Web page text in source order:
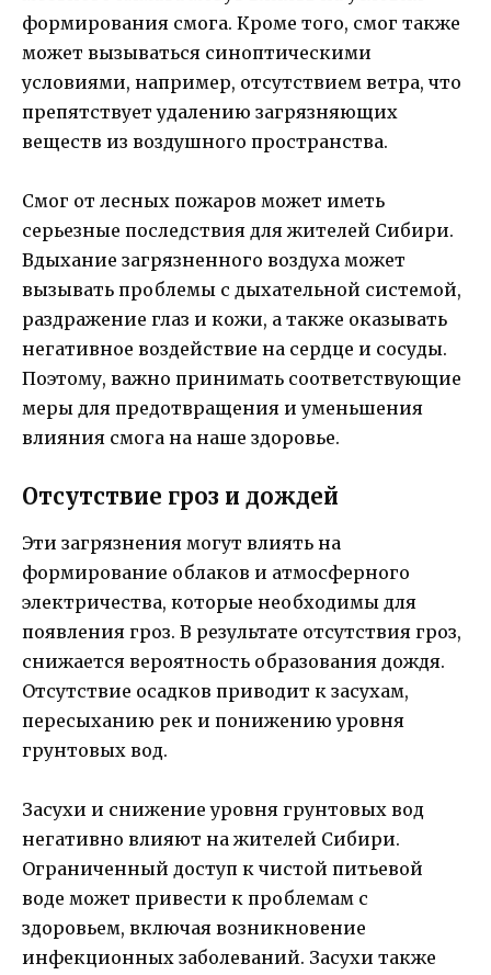
формирования смога. Кроме того, смог также
может вызываться синоптическими
условиями, например, отсутствием ветра, что
препятствует удалению загрязняющих
веществ из воздушного пространства.
Смог от лесных пожаров может иметь
серьезные последствия для жителей Сибири.
Вдыхание загрязненного воздуха может
вызывать проблемы с дыхательной системой,
раздражение глаз и кожи, а также оказывать
негативное воздействие на сердце и сосуды.
Поэтому, важно принимать соответствующие
меры для предотвращения и уменьшения
влияния смога на наше здоровье.
Отсутствие гроз и дождей
Эти загрязнения могут влиять на
формирование облаков и атмосферного
электричества, которые необходимы для
появления гроз. В результате отсутствия гроз,
снижается вероятность образования дождя.
Отсутствие осадков приводит к засухам,
пересыханию рек и понижению уровня
грунтовых вод.
Засухи и снижение уровня грунтовых вод
негативно влияют на жителей Сибири.
Ограниченный доступ к чистой питьевой
воде может привести к проблемам с
здоровьем, включая возникновение
инфекционных заболеваний. Засухи также